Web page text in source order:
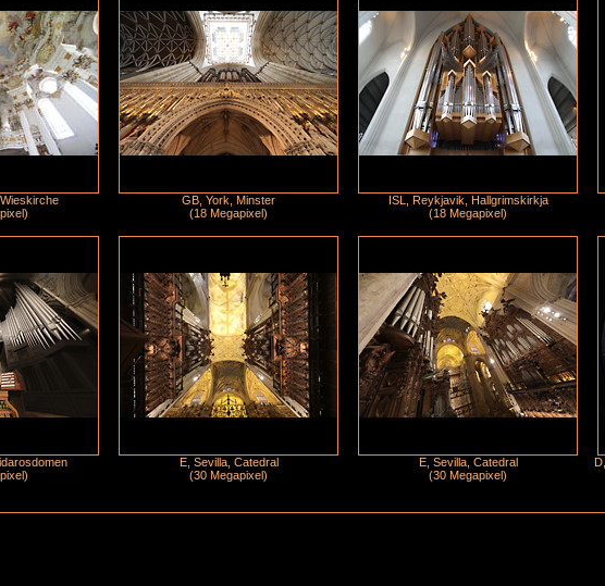
GB, York, Minster
(18 Megapixel)
ISL, Reykjavik, Hallgrimskirkja
(18 Megapixel)
E, Sevilla, Catedral
(30 Megapixel)
E, Sevilla, Catedral
(30 Megapixel)